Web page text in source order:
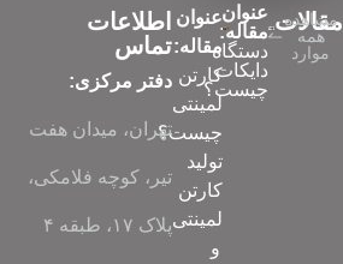
مقالات
مشاهده
همه
موارد
عنوان
مقاله:
دستگاه
دایکات
چیست؟
عنوان
مقاله:
کارتن
لمینتی
چیست؟
تولید
کارتن
لمینتی
و
اطلاعات
تماس
دفتر مرکزی:
تهران، میدان هفت
تیر، کوچه فلامکی،
پلاک ۱۷، طبقه ۴